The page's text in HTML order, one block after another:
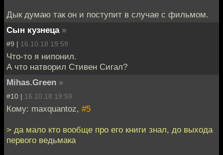
Дык думаю так он и поступит в случае с фильмом.
Сын кузнеца »
#9 | 16.10.18 19:59
Что-то я нипонил.
А что натворил Стивен Сигал?
Mihas.Green »
#10 | 16.10.18 19:59
Кому: maxquantoz, #5
> да мало кто вообще про его книги знал, до выхода
первого ведьмака